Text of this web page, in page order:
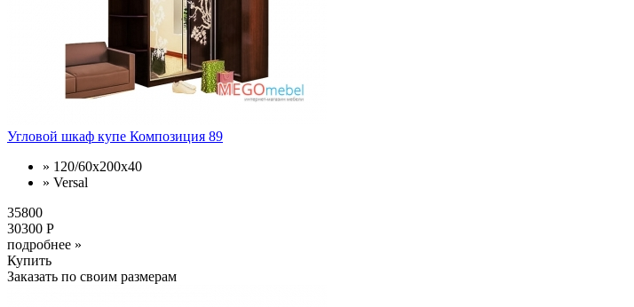
Угловой шкаф купе Композиция 89
» 120/60x200x40
» Versal
35800
30300 Р
подробнее »
Купить
Заказать по своим размерам